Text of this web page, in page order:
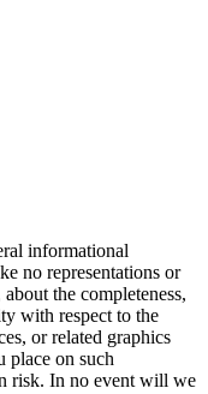
informational
no representations or
the completeness,
with respect to the
or related graphics
place on such
risk. In no event will we